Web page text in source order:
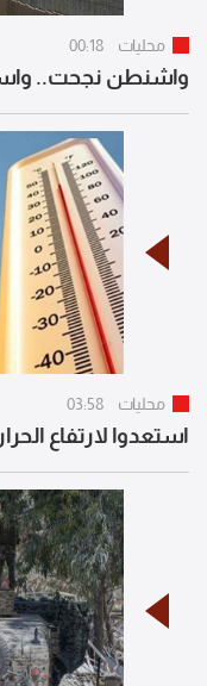
محليات 00:18
واشنطن نجحت..
محليات 03:58
استعدوا لارتفاع